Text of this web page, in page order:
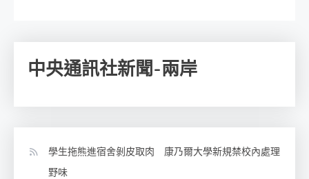
中央通訊社新聞-兩岸
學生拖熊進宿舍剝皮取肉 康乃爾大學新規禁校內處理
野味